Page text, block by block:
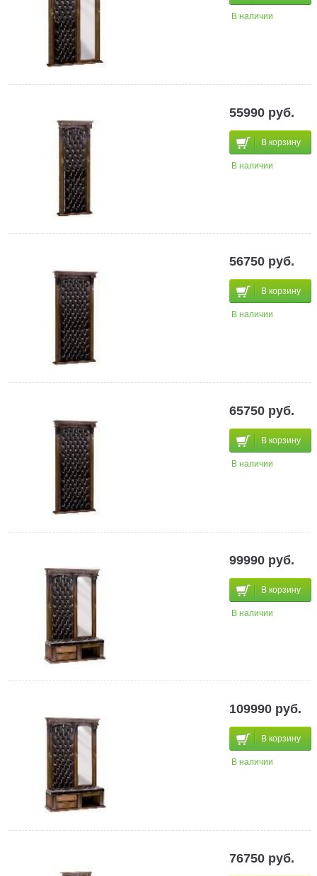
В наличии
55990 руб.
В корзину
В наличии
56750 руб.
В корзину
В наличии
65750 руб.
В корзину
В наличии
99990 руб.
В корзину
В наличии
109990 руб.
В корзину
В наличии
76750 руб.